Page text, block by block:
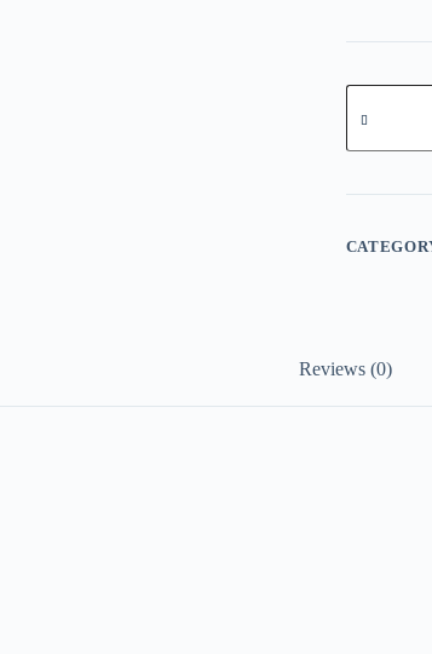
SISTEM
APLIKASI
INSTANSI
quantity
Reviews (0)